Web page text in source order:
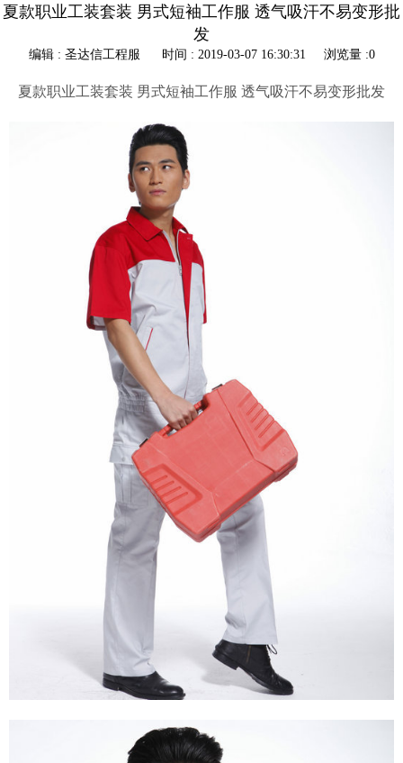
夏款职业工装套装 男式短袖工作服 透气吸汗不易变形批
发
编辑 : 圣达信工程服 时间 : 2019-03-07 16:30:31 浏览量 :0
夏款职业工装套装 男式短袖工作服 透气吸汗不易变形批发